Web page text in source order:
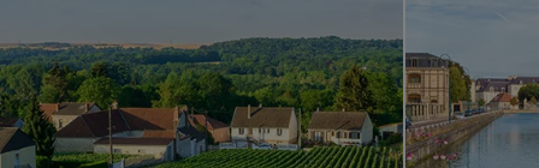
Hoteles baratos París
Hoteles baratos Francia